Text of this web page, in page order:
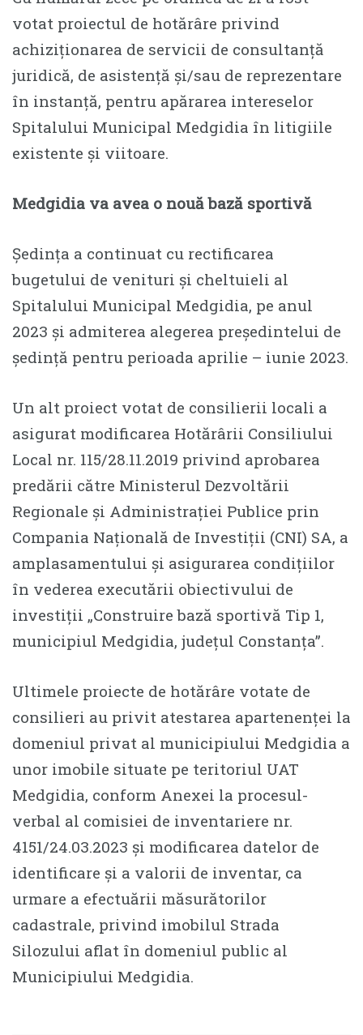
votat proiectul de hotărâre privind
achiziționarea de servicii de consultanță
juridică, de asistență și/sau de reprezentare
în instanță, pentru apărarea intereselor
Spitalului Municipal Medgidia în litigiile
existente și viitoare.
Medgidia va avea o nouă bază sportivă
Ședința a continuat cu rectificarea
bugetului de venituri și cheltuieli al
Spitalului Municipal Medgidia, pe anul
2023 și admiterea alegerea președintelui de
ședință pentru perioada aprilie – iunie 2023.
Un alt proiect votat de consilierii locali a
asigurat modificarea Hotărârii Consiliului
Local nr. 115/28.11.2019 privind aprobarea
predării către Ministerul Dezvoltării
Regionale și Administrației Publice prin
Compania Națională de Investiții (CNI) SA, a
amplasamentului și asigurarea condițiilor
în vederea executării obiectivului de
investiții „Construire bază sportivă Tip 1,
municipiul Medgidia, județul Constanța”.
Ultimele proiecte de hotărâre votate de
consilieri au privit atestarea apartenenței la
domeniul privat al municipiului Medgidia a
unor imobile situate pe teritoriul UAT
Medgidia, conform Anexei la procesul-
verbal al comisiei de inventariere nr.
4151/24.03.2023 și modificarea datelor de
identificare și a valorii de inventar, ca
urmare a efectuării măsurătorilor
cadastrale, privind imobilul Strada
Silozului aflat în domeniul public al
Municipiului Medgidia.